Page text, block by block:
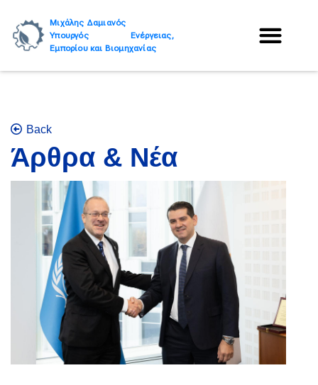
Μιχάλης Δαμιανός
Υπουργός Ενέργειας,
Εμπορίου και Βιομηχανίας
Back
Άρθρα & Νέα